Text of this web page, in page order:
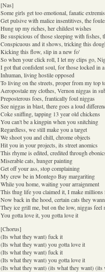
[Nas]
Some girls get too emotional, fanatic
Get pulsive with malice insentitives, the
Hung up my riches, her childest wishes
Be suspicious of those sleeping with fishes,
Conspicuous and it shows, tricking this
Kicking this flow, slip in a new fo'
So when your click roll, I let my clips go,
I got that confident soul, for those locked in
Inhuman, living hostile opposed
To living on the streets, proper from my top
Aeropostale my clothes, Vernon niggas in
Preposterous foes, frantically foul niggas
See niggas in blast, there goes a loud
Coke sniffing, tapping 13 year old chickens
You can't be a kingpin when you snitching
Regardless, we still make you a target
We shoot you and chill, chrome objects
Hit you in your projects, its street anomics
This rhyme is edited, credited through
Miserable cats, hunger painting
Get off your ass, stop complaining
My crew be in Montego Bay margariting
While you home, waiting your arraignment
This thug life you claimed it, I make millions
Now back in the hood, certain cats they
They ice grill me, but on the low, niggas feel
You gotta love it, you gotta love it
[Chorus]
(Its what they want) fuck it
(Its what they want) you gotta love it
(Its what they want) fuck it
(Its what they want) you gotta love it
(Its what they want) (its what they want) (its